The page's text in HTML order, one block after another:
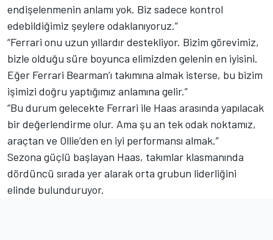
endişelenmenin anlamı yok. Biz sadece kontrol
edebildiğimiz şeylere odaklanıyoruz.”
“Ferrari onu uzun yıllardır destekliyor. Bizim görevimiz,
bizle olduğu süre boyunca elimizden gelenin en iyisini.
Eğer Ferrari Bearman’ı takımına almak isterse, bu bizim
işimizi doğru yaptığımız anlamına gelir.”
“Bu durum gelecekte Ferrari ile Haas arasında yapılacak
bir değerlendirme olur. Ama şu an tek odak noktamız,
araçtan ve Ollie’den en iyi performansı almak.”
Sezona güçlü başlayan Haas, takımlar klasmanında
dördüncü sırada yer alarak orta grubun liderliğini
elinde bulunduruyor.